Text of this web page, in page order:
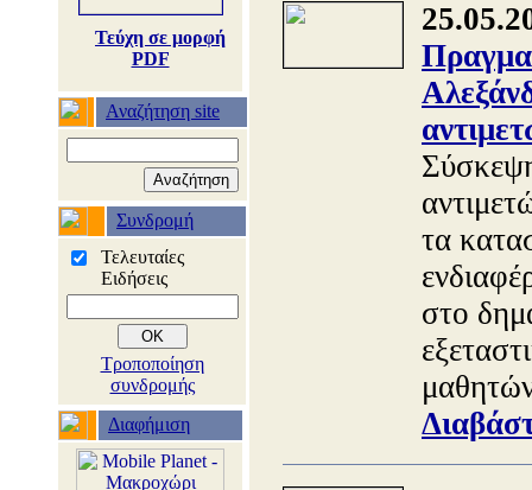
Τεύχη σε μορφή
PDF
Αναζήτηση site
Συνδρομή
Τελευταίες
Ειδήσεις
Τροποποίηση
συνδρομής
Διαφήμιση
τα
στο